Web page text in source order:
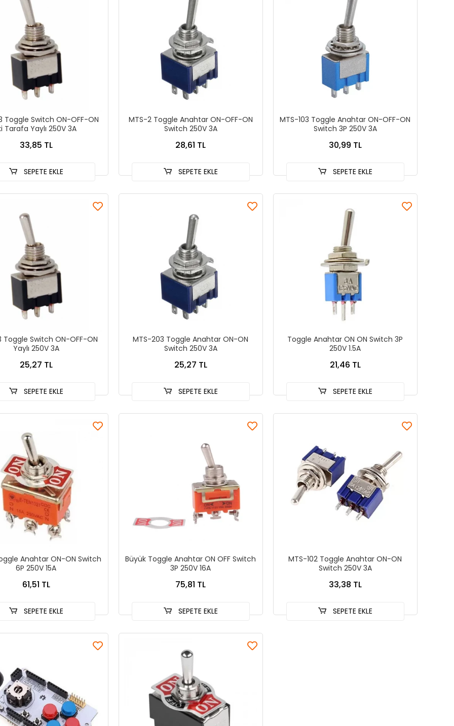
Toggle Switch ON-OFF-ON
Tarafa Yaylı 250V 3A
33,85 TL
SEPETE EKLE
MTS-2 Toggle Anahtar ON-OFF-ON
Switch 250V 3A
28,61 TL
SEPETE EKLE
MTS-103 Toggle Anahtar ON-OFF-ON
Switch 3P 250V 3A
30,99 TL
SEPETE EKLE
Toggle Switch ON-OFF-ON
Yaylı 250V 3A
25,27 TL
SEPETE EKLE
MTS-203 Toggle Anahtar ON-ON
Switch 250V 3A
25,27 TL
SEPETE EKLE
Toggle Anahtar ON ON Switch 3P
250V 1.5A
21,46 TL
SEPETE EKLE
Anahtar ON-ON Switch
6P 250V 15A
61,51 TL
SEPETE EKLE
Büyük Toggle Anahtar ON OFF Switch
3P 250V 16A
75,81 TL
SEPETE EKLE
MTS-102 Toggle Anahtar ON-ON
Switch 250V 3A
33,38 TL
SEPETE EKLE